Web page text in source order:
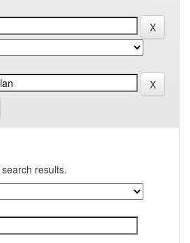
results.